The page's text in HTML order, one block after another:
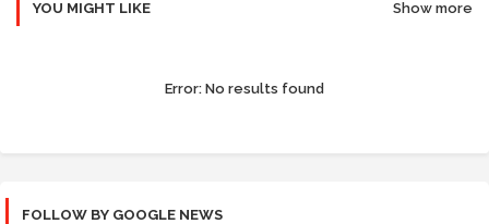
YOU MIGHT LIKE Show more
Error: No results found
FOLLOW BY GOOGLE NEWS